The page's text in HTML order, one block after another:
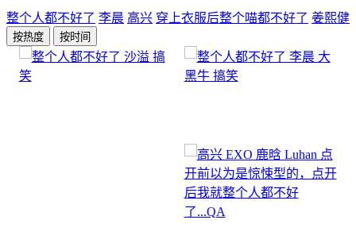
整个人都不好了 李晨 高兴 穿上衣服后整个喵都不好了 姜熙健
按热度 按时间